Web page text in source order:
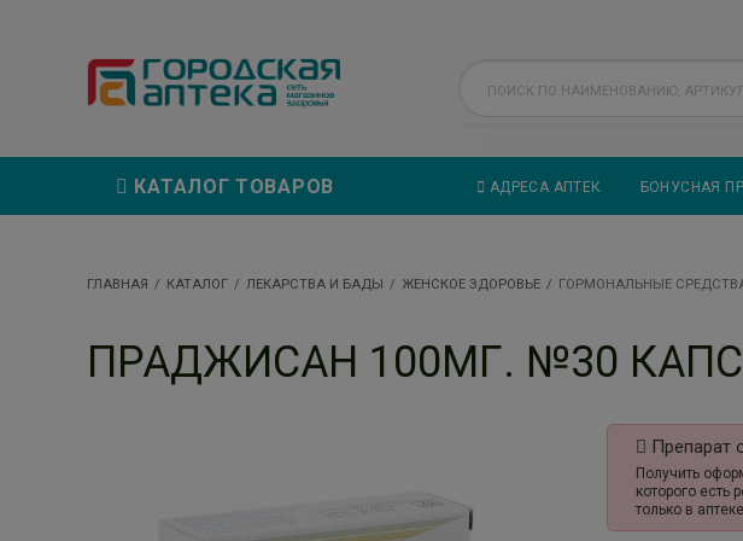
АДРЕСА АПТЕК БОНУСНАЯ
КАТАЛОГ ТОВАРОВ
ГЛАВНАЯ КАТАЛОГ ЛЕКАРСТВА И БАДЫ ЖЕНСКОЕ ЗДОРОВЬЕ ГОРМОНАЛЬНЫЕ
ПРАДЖИСАН 100МГ. №30
Препарат
Получить
которого есть
только в